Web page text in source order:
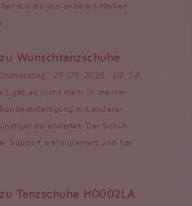
aus als von anderen Marken,
Wunschtanzschuhe
29.05.2025, 08:58
gab es nicht mehr in meiner
mit anderer
als erwartet. Der Schuh
Support war supernett und hat
Tanzschuhe H0002LA